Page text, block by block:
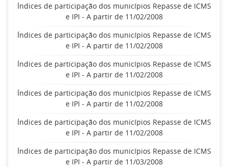
Índices de participação dos municípios Repasse de ICMS
e IPI - A partir de 11/02/2008
Índices de participação dos municípios Repasse de ICMS
e IPI - A partir de 11/02/2008
Índices de participação dos municípios Repasse de ICMS
e IPI - A partir de 11/02/2008
Índices de participação dos municípios Repasse de ICMS
e IPI - A partir de 11/02/2008
Índices de participação dos municípios Repasse de ICMS
e IPI - A partir de 11/02/2008
Índices de participação dos municípios Repasse de ICMS
e IPI - A partir de 11/03/2008